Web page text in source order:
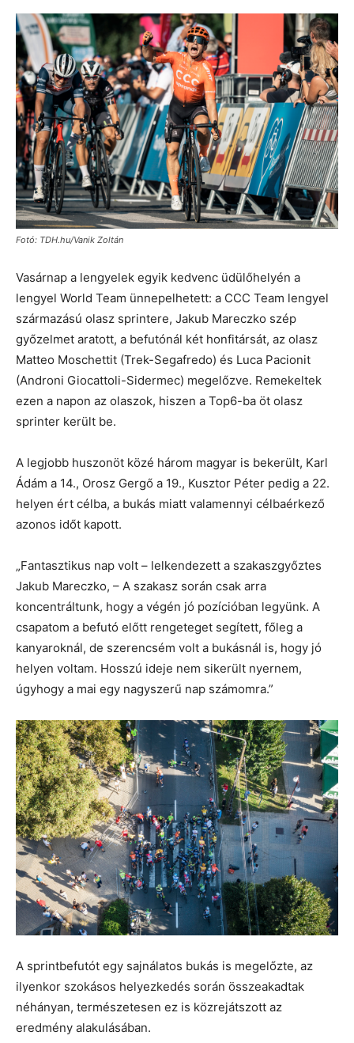
Fotó: TDH.hu/Vanik Zoltán
Vasárnap a lengyelek egyik kedvenc üdülőhelyén a
lengyel World Team ünnepelhetett: a CCC Team lengyel
származású olasz sprintere, Jakub Mareczko szép
győzelmet aratott, a befutónál két honfitársát, az olasz
Matteo Moschettit (Trek-Segafredo) és Luca Pacionit
(Androni Giocattoli-Sidermec) megelőzve. Remekeltek
ezen a napon az olaszok, hiszen a Top6-ba öt olasz
sprinter került be.
A legjobb huszonöt közé három magyar is bekerült, Karl
Ádám a 14., Orosz Gergő a 19., Kusztor Péter pedig a 22.
helyen ért célba, a bukás miatt valamennyi célbaérkező
azonos időt kapott.
„Fantasztikus nap volt – lelkendezett a szakaszgyőztes
Jakub Mareczko, – A szakasz során csak arra
koncentráltunk, hogy a végén jó pozícióban legyünk. A
csapatom a befutó előtt rengeteget segített, főleg a
kanyaroknál, de szerencsém volt a bukásnál is, hogy jó
helyen voltam. Hosszú ideje nem sikerült nyernem,
úgyhogy a mai egy nagyszerű nap számomra.”
A sprintbefutót egy sajnálatos bukás is megelőzte, az
ilyenkor szokásos helyezkedés során összeakadtak
néhányan, természetesen ez is közrejátszott az
eredmény alakulásában.